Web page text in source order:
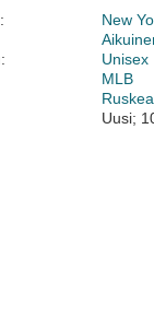
New
Unisex
MLB
Ruskea
Uusi;